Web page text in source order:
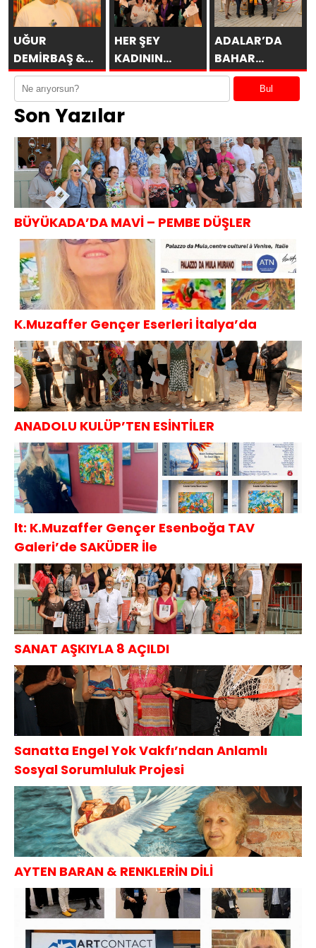
UĞUR
DEMİRBAŞ &
ÖBÜRKÜLER
HER ŞEY
KADININ
ESERİDİR
ADALAR’DA
BAHAR
MİMOZALARLA
Bul
Son Yazılar
BÜYÜKADA’DA MAVİ – PEMBE DÜŞLER
K.Muzaffer Gençer Eserleri İtalya’da
ANADOLU KULÜP’TEN ESİNTİLER
lt: K.Muzaffer Gençer Esenboğa TAV
Galeri’de SAKÜDER İle
SANAT AŞKIYLA 8 AÇILDI
Sanatta Engel Yok Vakfı’ndan Anlamlı
Sosyal Sorumluluk Projesi
AYTEN BARAN & RENKLERİN DİLİ